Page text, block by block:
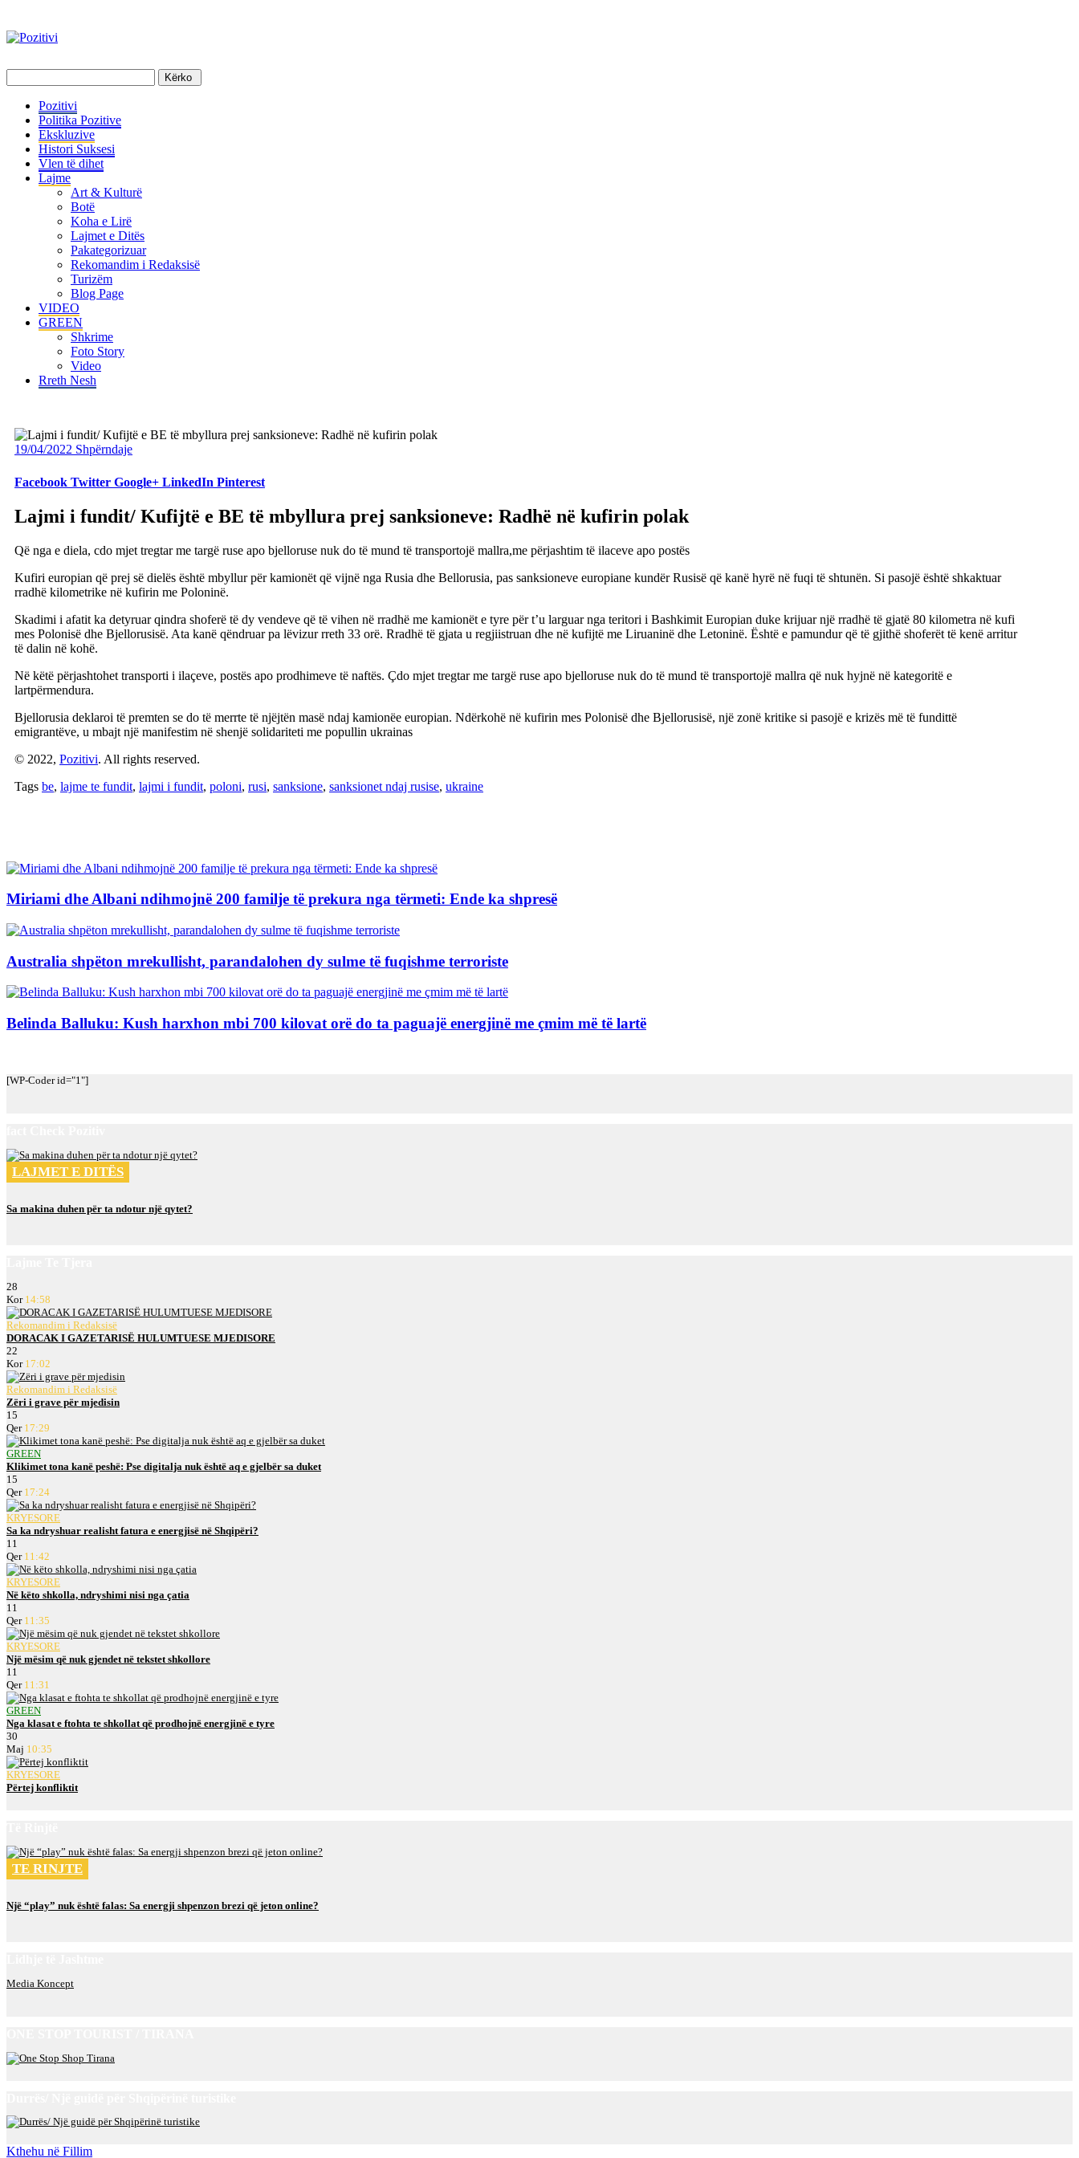
Pozitivi
Politika Pozitive
Ekskluzive
Histori Suksesi
Vlen të dihet
Lajme
Art & Kulturë
Botë
Koha e Lirë
Lajmet e Ditës
Pakategorizuar
Rekomandim i Redaksisë
Turizëm
Blog Page
VIDEO
GREEN
Shkrime
Foto Story
Video
Rreth Nesh
19/04/2022 Shpërndaje
Facebook Twitter Google+ LinkedIn Pinterest
Lajmi i fundit/ Kufijtë e BE të mbyllura prej sanksioneve: Radhë në kufirin polak
Që nga e diela, cdo mjet tregtar me targë ruse apo bjelloruse nuk do të mund të transportojë mallra,me përjashtim të ilaceve apo postës
Kufiri europian që prej së dielës është mbyllur për kamionët që vijnë nga Rusia dhe Bellorusia, pas sanksioneve europiane kundër Rusisë që kanë hyrë në fuqi të shtunën. Si pasojë është shkaktuar
rradhë kilometrike në kufirin me Poloninë.
Skadimi i afatit ka detyruar qindra shoferë të dy vendeve që të vihen në rradhë me kamionët e tyre për t’u larguar nga teritori i Bashkimit Europian duke krijuar një rradhë të gjatë 80 kilometra në kufi
mes Polonisë dhe Bjellorusisë. Ata kanë qëndruar pa lëvizur rreth 33 orë. Rradhë të gjata u regjiistruan dhe në kufijtë me Liruaninë dhe Letoninë. Është e pamundur që të gjithë shoferët të kenë arritur
të dalin në kohë.
Në këtë përjashtohet transporti i ilaçeve, postës apo prodhimeve të naftës. Çdo mjet tregtar me targë ruse apo bjelloruse nuk do të mund të transportojë mallra që nuk hyjnë në kategoritë e
lartpërmendura.
Bjellorusia deklaroi të premten se do të merrte të njëjtën masë ndaj kamionëe europian. Ndërkohë në kufirin mes Polonisë dhe Bjellorusisë, një zonë kritike si pasojë e krizës më të fundittë
emigrantëve, u mbajt një manifestim në shenjë solidariteti me popullin ukrainas
© 2022, Pozitivi. All rights reserved.
Tags be, lajme te fundit, lajmi i fundit, poloni, rusi, sanksione, sanksionet ndaj rusise, ukraine
Miriami dhe Albani ndihmojnë 200 familje të prekura nga tërmeti: Ende ka shpresë
Australia shpëton mrekullisht, parandalohen dy sulme të fuqishme terroriste
Belinda Balluku: Kush harxhon mbi 700 kilovat orë do ta paguajë energjinë me çmim më të lartë
[WP-Coder id="1"]
LAJMET E DITËS
Sa makina duhen për ta ndotur një qytet?
28
Kor 14:58
Rekomandim i Redaksisë
DORACAK I GAZETARISË HULUMTUESE MJEDISORE
22
Kor 17:02
Rekomandim i Redaksisë
Zëri i grave për mjedisin
15
Qer 17:29
GREEN
Klikimet tona kanë peshë: Pse digitalja nuk është aq e gjelbër sa duket
15
Qer 17:24
KRYESORE
Sa ka ndryshuar realisht fatura e energjisë në Shqipëri?
11
Qer 11:42
KRYESORE
Në këto shkolla, ndryshimi nisi nga çatia
11
Qer 11:35
KRYESORE
Një mësim që nuk gjendet në tekstet shkollore
11
Qer 11:31
GREEN
Nga klasat e ftohta te shkollat që prodhojnë energjinë e tyre
30
Maj 10:35
KRYESORE
Përtej konfliktit
TE RINJTE
Një “play” nuk është falas: Sa energji shpenzon brezi që jeton online?
Media Koncept
Kthehu në Fillim